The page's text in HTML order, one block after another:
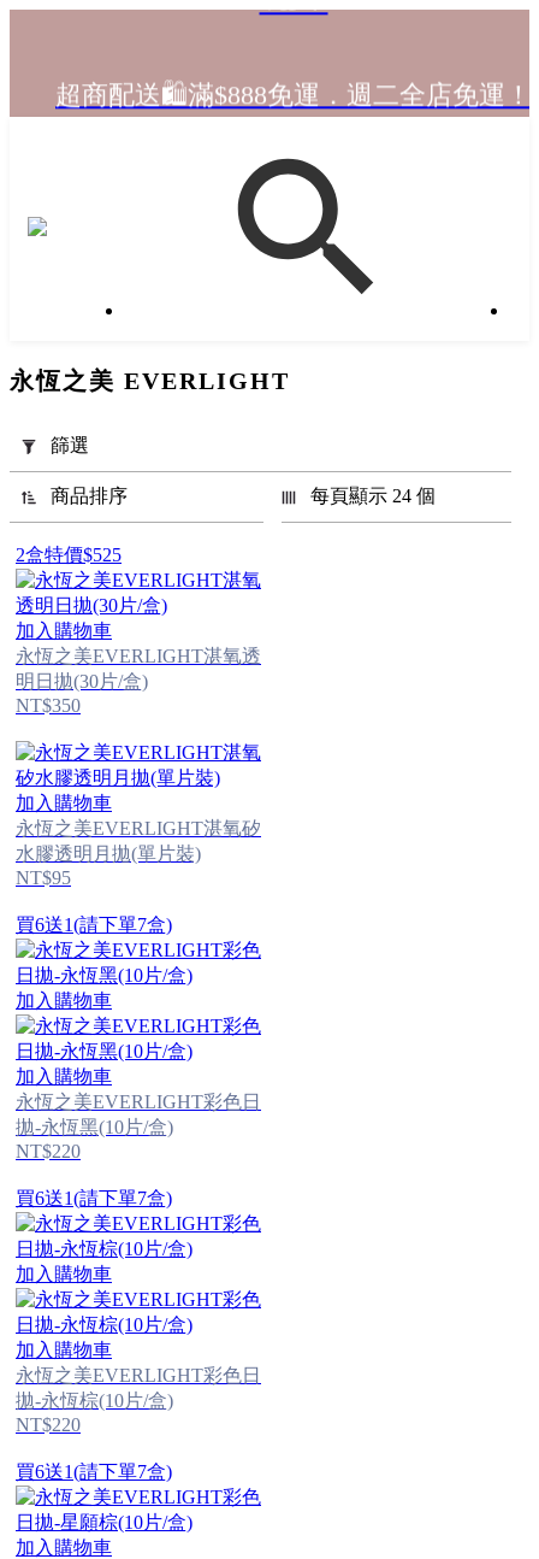
VIP！
超商配送🛍️滿$888免運．週二全店免運！
✨ VIP會員專屬優惠 ✨【全店商品 再享9折
註冊領 $200 配送金💰，完成首購即可升級
分
永恆之美 EVERLIGHT
篩選
商品排序 每頁顯示 24 個
2盒特價$525
加入購物車
永恆之美EVERLIGHT湛氧透
明日拋(30片/盒)
NT$350
加入購物車
永恆之美EVERLIGHT湛氧矽
水膠透明月拋(單片裝)
NT$95
買6送1(請下單7盒)
加入購物車
加入購物車
永恆之美EVERLIGHT彩色日
拋-永恆黑(10片/盒)
NT$220
買6送1(請下單7盒)
加入購物車
加入購物車
永恆之美EVERLIGHT彩色日
拋-永恆棕(10片/盒)
NT$220
買6送1(請下單7盒)
加入購物車